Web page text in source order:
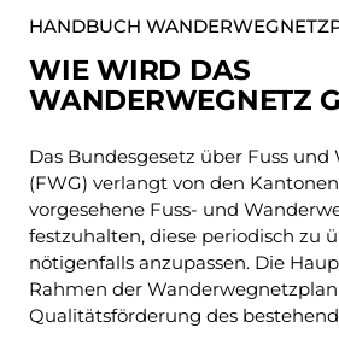
HANDBUCH
WIE WIRD DAS
WANDERWEGNETZ
Das Bundesgesetz über Fuss und
(FWG) verlangt von den
vorgesehene Fuss- und
festzuhalten, diese periodisch zu
nötigenfalls anzupassen. Die
Rahmen der
Qualitätsförderung des